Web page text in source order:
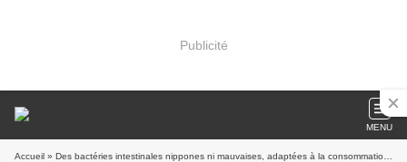
Publicité
MENU
Accueil » Des bactéries intestinales nippones ni mauvaises, adaptées à la consommation de sushis